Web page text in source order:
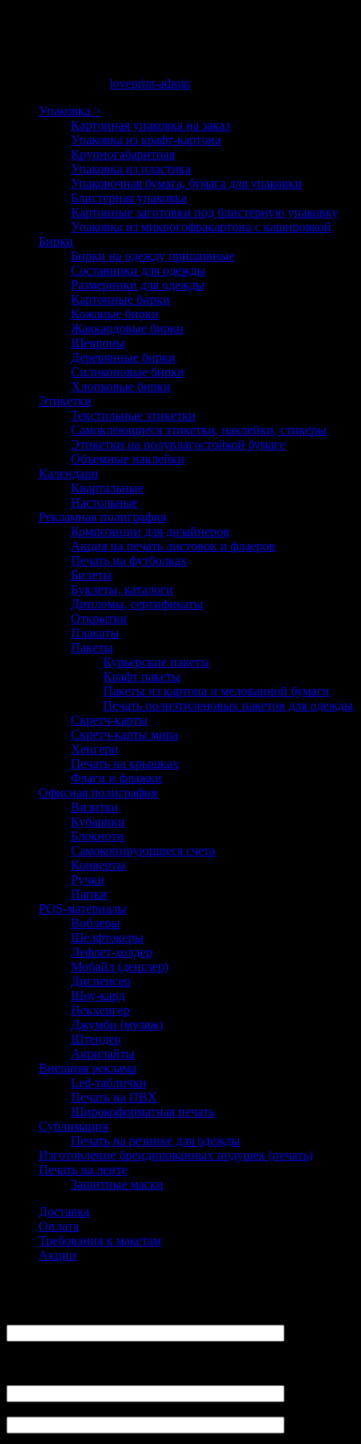
loveprint-admin
Упаковка >
Картонная упаковка на заказ
Упаковка из крафт-картона
Крупногабаритная
Упаковка из пластика
Упаковочная бумага, бумага для упаковки
Блистерная упаковка
Картонные заготовки под блистерную упаковку
Упаковка из микрогофракартона с кашировкой
Бирки
Бирки на одежду пришивные
Составники для одежды
Размерники для одежды
Картонные бирки
Кожаные бирки
Жаккардовые бирки
Шевроны
Деревянные бирки
Силиконовые бирки
Хлопковые бирки
Этикетки
Текстильные этикетки
Самоклеющиеся этикетки, наклейки, стикеры
Этикетки на полувлагостойкой бумаге
Объемные наклейки
Календари
Квартальные
Настольные
Рекламная полиграфия
Композиции для дизайнеров
Акция на печать листовок и флаеров
Печать на футболках
Билеты
Буклеты, каталоги
Дипломы, сертификаты
Открытки
Плакаты
Пакеты
Курьерские пакеты
Крафт пакеты
Пакеты из картона и мелованной бумаги
Печать полиэтиленовых пакетов для одежды
Скретч-карты
Скретч-карты мира
Хенгери
Печать на крышках
Флаги и флажки
Офисная полиграфия
Визитки
Кубарики
Блокноти
Самокопирующиеся счета
Конверты
Ручки
Папки
POS-материалы
Воблеры
Шелфтокеры
Лефлет-холдер
Мобайл (денглер)
Диспенсер
Шоу-кард
Некхенгер
Джумби (муляж)
Штендер
Акрилайты
Внешняя реклама
Led-таблички
Печать на ПВХ
Широкоформатная печать
Сублимация
Печать на резинке для одежды
Изготовление брендированных подушек (печать)
Печать на ленте
Защитные маски
Доставка
Оплата
Требования к макетам
Акции